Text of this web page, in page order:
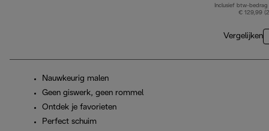
Inclusief btw-bedrag
€ 129,99
Vergelijken
Nauwkeurig malen
Geen giswerk, geen rommel
Ontdek je favorieten
Perfect schuim